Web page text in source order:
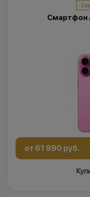
Смартфон
от 61 990 руб.